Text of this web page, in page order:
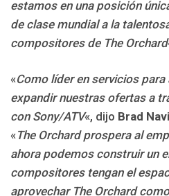
estamos en una posición
de clase mundial a la
compositores de The Orchard
«Como líder en servicios
expandir nuestras ofertas a
con Sony/ATV«, dijo Brad
«The Orchard prospera al
ahora podemos construir un
compositores tengan el
aprovechar The Orchard